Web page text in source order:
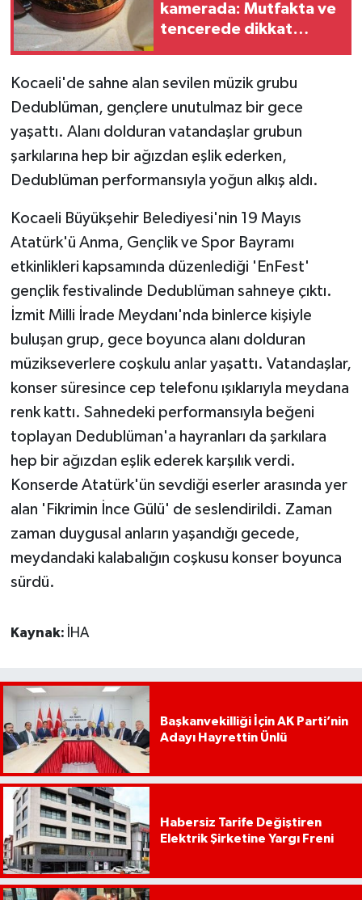
kamerada: Mutfakta ve
tencerede dikkat
Kocaeli'de sahne alan sevilen müzik grubu
Dedublüman, gençlere unutulmaz bir gece
yaşattı. Alanı dolduran vatandaşlar grubun
şarkılarına hep bir ağızdan eşlik ederken,
Dedublüman performansıyla yoğun alkış aldı.
Kocaeli Büyükşehir Belediyesi'nin 19 Mayıs
Atatürk'ü Anma, Gençlik ve Spor Bayramı
etkinlikleri kapsamında düzenlediği 'EnFest'
gençlik festivalinde Dedublüman sahneye çıktı.
İzmit Milli İrade Meydanı'nda binlerce kişiyle
buluşan grup, gece boyunca alanı dolduran
müzikseverlere coşkulu anlar yaşattı. Vatandaşlar,
konser süresince cep telefonu ışıklarıyla meydana
renk kattı. Sahnedeki performansıyla beğeni
toplayan Dedublüman'a hayranları da şarkılara
hep bir ağızdan eşlik ederek karşılık verdi.
Konserde Atatürk'ün sevdiği eserler arasında yer
alan 'Fikrimin İnce Gülü' de seslendirildi. Zaman
zaman duygusal anların yaşandığı gecede,
meydandaki kalabalığın coşkusu konser boyunca
sürdü.
Kaynak: İHA
Başkanvekilliği İçin AK Parti’nin
Adayı Hayrettin Ünlü
Habersiz Tarife Değiştiren
Elektrik Şirketine Yargı Freni